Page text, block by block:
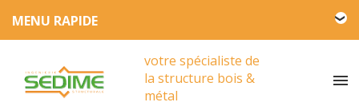
Engagement HSE
Actualités
votre spécialiste de
la structure bois &
métal